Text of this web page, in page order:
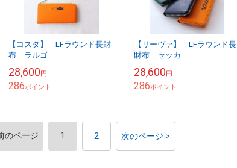
【コスタ】 LFラウンド長財
布 ラルゴ
28,600円
286ポイント
【リーヴァ】 LFラウンド長
財布 セッカ
28,600円
286ポイント
のページ 1 2 次のページ >